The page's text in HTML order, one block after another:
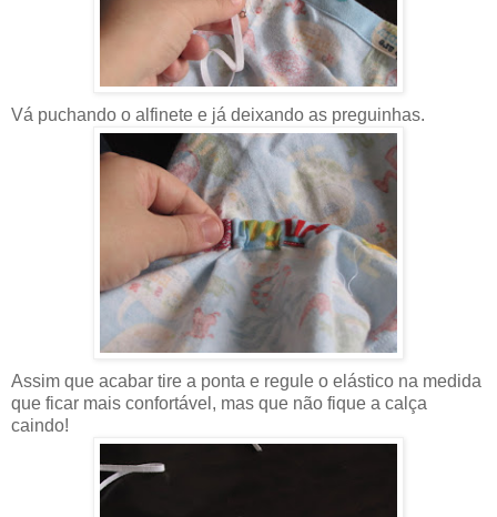
Vá puchando o alfinete e já deixando as preguinhas.
Assim que acabar tire a ponta e regule o elástico na medida
que ficar mais confortável, mas que não fique a calça
caindo!